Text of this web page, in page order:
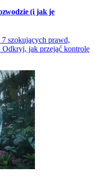
(i jak je
szokujących prawd,
Odkryj, jak przejąć kontrolę